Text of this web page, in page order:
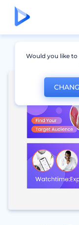
Would you like